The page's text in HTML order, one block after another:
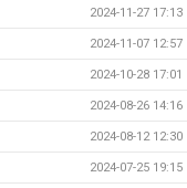
2024-11-27 17:13
2024-11-07 12:57
2024-10-28 17:01
2024-08-26 14:16
2024-08-12 12:30
2024-07-25 19:15